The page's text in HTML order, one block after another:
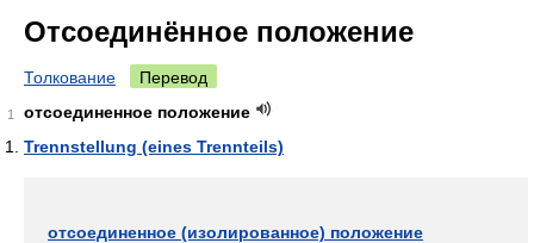
Отсоединённое положение
Толкование Перевод
1
отсоединенное положение
Trennstellung (eines Trennteils)
отсоединенное (изолированное) положение